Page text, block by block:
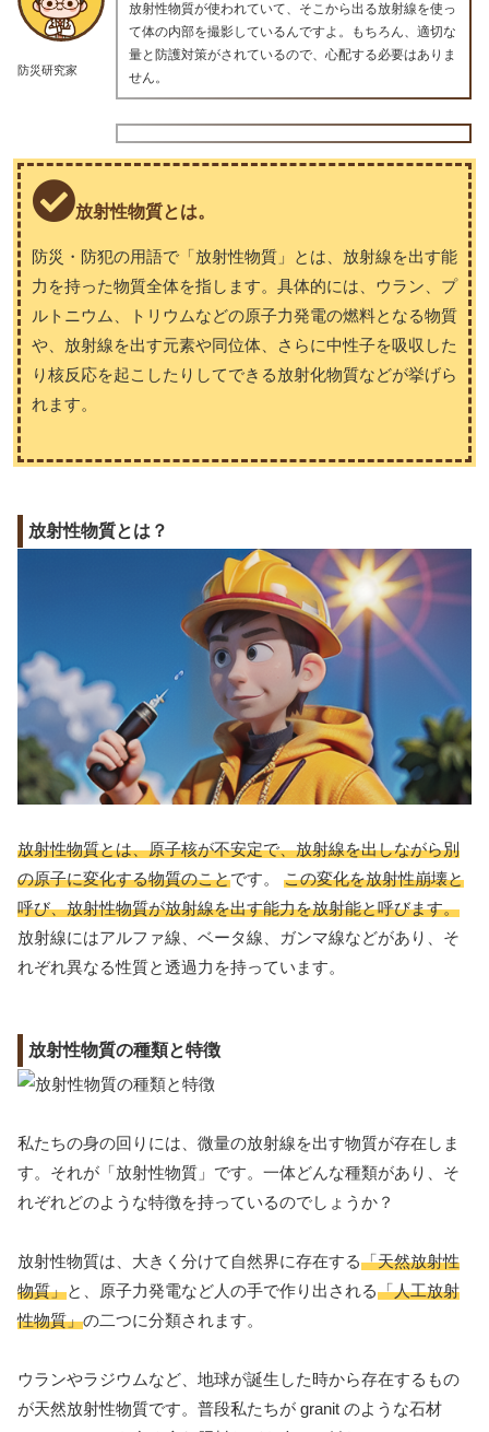
防災研究家
放射性物質が使われていて、そこから出る放射線を使っ
て体の内部を撮影しているんですよ。もちろん、適切な
量と防護対策がされているので、心配する必要はありま
せん。
放射性物質とは。
防災・防犯の用語で「放射性物質」とは、放射線を出す能
力を持った物質全体を指します。具体的には、ウラン、プ
ルトニウム、トリウムなどの原子力発電の燃料となる物質
や、放射線を出す元素や同位体、さらに中性子を吸収した
り核反応を起こしたりしてできる放射化物質などが挙げら
れます。
放射性物質とは？
放射性物質とは、原子核が不安定で、放射線を出しながら別
の原子に変化する物質のことです。 この変化を放射性崩壊と
呼び、放射性物質が放射線を出す能力を放射能と呼びます。
放射線にはアルファ線、ベータ線、ガンマ線などがあり、そ
れぞれ異なる性質と透過力を持っています。
放射性物質の種類と特徴
私たちの身の回りには、微量の放射線を出す物質が存在しま
す。それが「放射性物質」です。一体どんな種類があり、そ
れぞれどのような特徴を持っているのでしょうか？
放射性物質は、大きく分けて自然界に存在する「天然放射性
物質」と、原子力発電など人の手で作り出される「人工放射
性物質」の二つに分類されます。
ウランやラジウムなど、地球が誕生した時から存在するもの
が天然放射性物質です。普段私たちが granit のような石材